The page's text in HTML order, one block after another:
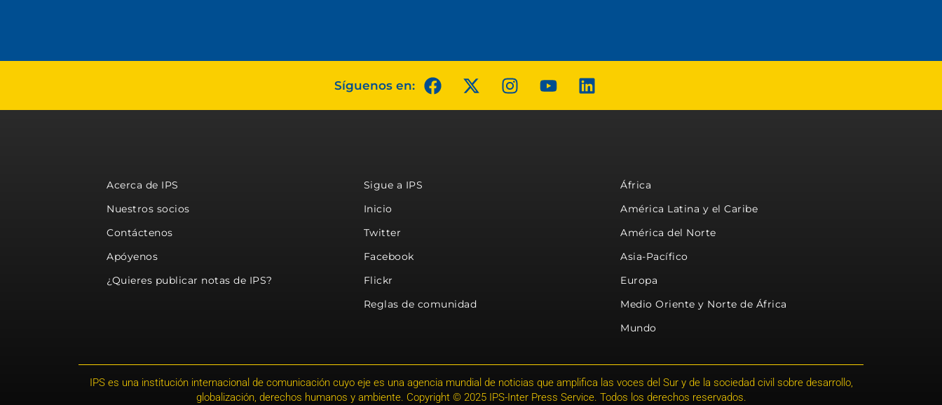
Síguenos en:
Acerca de IPS
Nuestros socios
Contáctenos
Apóyenos
¿Quieres publicar notas de IPS?
Sigue a IPS
Inicio
Twitter
Facebook
Flickr
Reglas de comunidad
África
América Latina y el Caribe
América del Norte
Asia-Pacífico
Europa
Medio Oriente y Norte de África
Mundo
IPS es una institución internacional de comunicación cuyo eje es una agencia mundial de noticias que amplifica las voces del Sur y de la sociedad civil sobre desarrollo,
globalización, derechos humanos y ambiente. Copyright © 2025 IPS-Inter Press Service. Todos los derechos reservados.